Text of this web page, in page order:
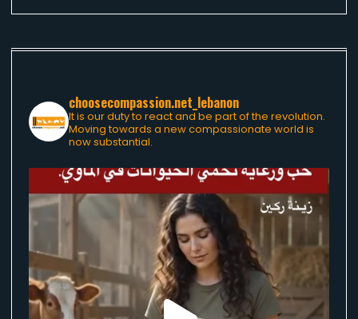
choosecompassion.net_lebanon
It is our duty to react and be part of the revolution.
Moving towards a new compassionate world is
now substantial.